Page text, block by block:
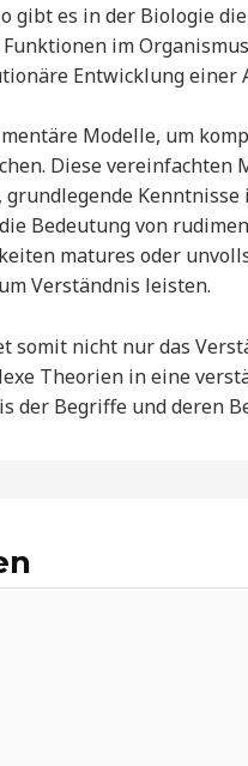
gibt es in der Biologie
im
Entwicklung einer
Modelle, um
Diese vereinfachten
Bedeutung von
matures oder
Verständnis leisten.
somit nicht nur das
Theorien in eine
der Begriffe und deren